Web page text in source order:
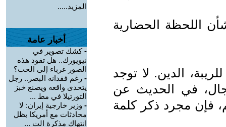
اللحظة الحضارية
الدين. لا توجد
في الحديث عن
فإن مجرد ذكر كلمة
المزيد.....
أخبار عامة
-كشك تصوير في
نيويورك.. هل تقود هذه
الصور غرباء إلى الحب؟
- رغم فقدانه البصر.. رجل
يتحدى واقعه ويصنع خبز
التورتيلا في مط ...
- وزير خارجية إيران: لا
محادثات مع أمريكا بظل
انتهاك مذكرة الت ...